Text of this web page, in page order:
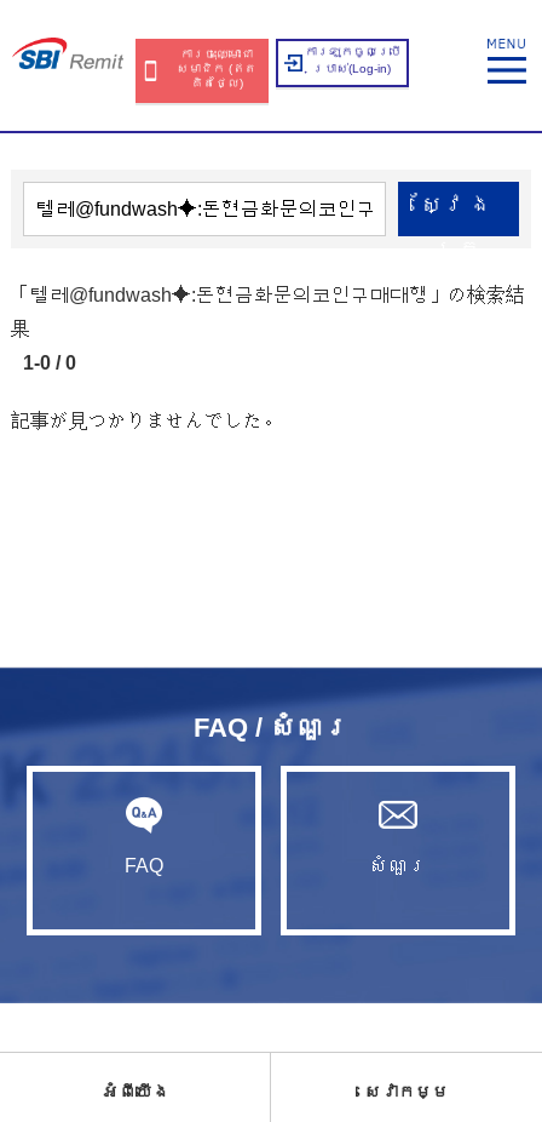
ការចុះឈ្មោះជា
សមាជិក​​ (ឥត​
គិត​ថ្លៃ​)
ការឡុកចូលប្រើ
ប្រាស់​(Log-in)
ស្វែង​
「텔레@fundwash⯌:돈현금화문의코인구매대행」の検索結
果
1-0 / 0
記事が見つかりませんでした。
FAQ / សំណួរ​
FAQ សំណួរ​
អំពី​យើង សេវាកម្ម​